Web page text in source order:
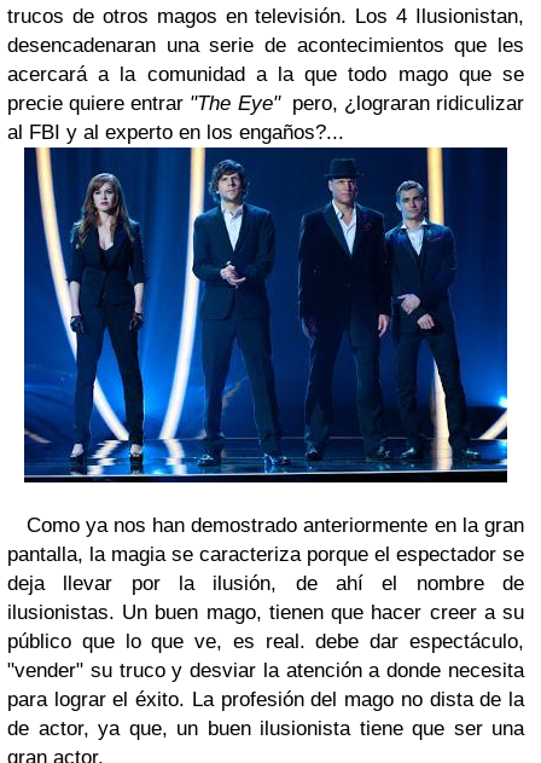
trucos de otros magos en televisión. Los 4 Ilusionistan,
desencadenaran una serie de acontecimientos que les
acercará a la comunidad a la que todo mago que se
precie quiere entrar "The Eye" pero, ¿lograran ridiculizar
al FBI y al experto en los engaños?...
Como ya nos han demostrado anteriormente en la gran
pantalla, la magia se caracteriza porque el espectador se
deja llevar por la ilusión, de ahí el nombre de
ilusionistas. Un buen mago, tienen que hacer creer a su
público que lo que ve, es real. debe dar espectáculo,
"vender" su truco y desviar la atención a donde necesita
para lograr el éxito. La profesión del mago no dista de la
de actor, ya que, un buen ilusionista tiene que ser una
gran actor.